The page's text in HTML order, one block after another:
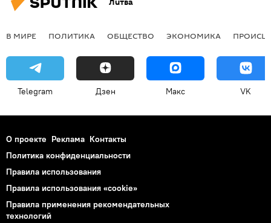
Литва
В МИРЕ ПОЛИТИКА ОБЩЕСТВО ЭКОНОМИКА
Telegram Дзен Макс VK
О проекте Реклама Контакты
Политика конфиденциальности
Правила использования
Правила использования «cookie»
Правила применения рекомендательных
технологий